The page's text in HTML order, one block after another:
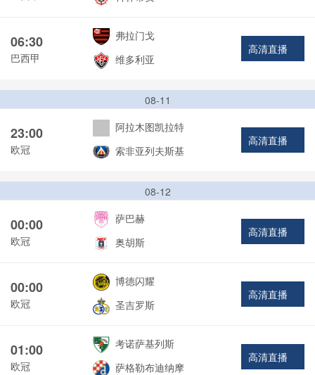
06:30
巴西甲
弗拉门戈
维多利亚
高清直播
08-11
23:00
欧冠
阿拉木图凯拉特
索非亚列夫斯基
高清直播
08-12
00:00
欧冠
萨巴赫
奥胡斯
高清直播
00:00
欧冠
博德闪耀
圣吉罗斯
高清直播
01:00
欧冠
考诺萨基列斯
萨格勒布迪纳摩
高清直播